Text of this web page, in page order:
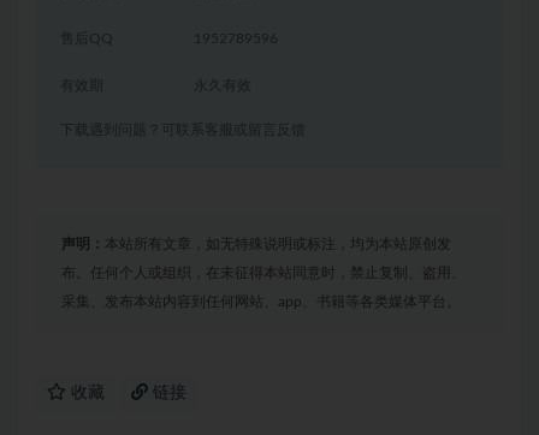
售后QQ 1952789596
有效期 永久有效
下载遇到问题？可联系客服或留言反馈
声明： 本站所有文章，如无特殊说明或标注，均为本站原创发
布。任何个人或组织，在未征得本站同意时，禁止复制、盗用、
采集、发布本站内容到任何网站、app、书籍等各类媒体平台。
收藏 链接